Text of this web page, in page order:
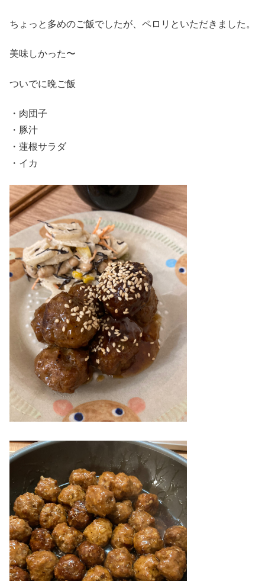
ちょっと多めのご飯でしたが、ペロリといただきました。
美味しかった〜
ついでに晩ご飯
・肉団子
・豚汁
・蓮根サラダ
・イカ